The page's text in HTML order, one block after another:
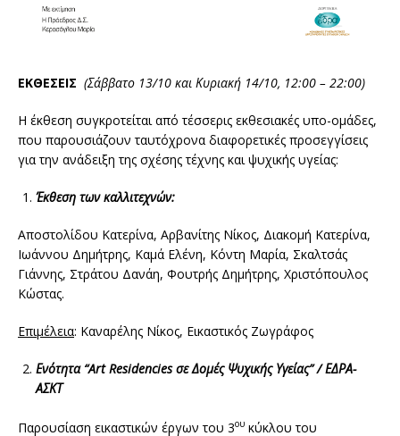
ΕΚΘΕΣΕΙΣ (Σάββατο 13/10 και Κυριακή 14/10, 12:00 – 22:00)
Η έκθεση συγκροτείται από τέσσερις εκθεσιακές υπο-ομάδες,
που παρουσιάζουν ταυτόχρονα διαφορετικές προσεγγίσεις
για την ανάδειξη της σχέσης τέχνης και ψυχικής υγείας:
Έκθεση των καλλιτεχνών:
Αποστολίδου Κατερίνα, Αρβανίτης Νίκος, Διακομή Κατερίνα,
Ιωάννου Δημήτρης, Καμά Ελένη, Κόντη Μαρία, Σκαλτσάς
Γιάννης, Στράτου Δανάη, Φουτρής Δημήτρης, Χριστόπουλος
Κώστας.
Επιμέλεια: Καναρέλης Νίκος, Εικαστικός Ζωγράφος
Ενότητα “Art Residenciesσε Δομές Ψυχικής Υγείας” / ΕΔΡΑ-
ΑΣΚΤ
Παρουσίαση εικαστικών έργων του 3ου κύκλου του